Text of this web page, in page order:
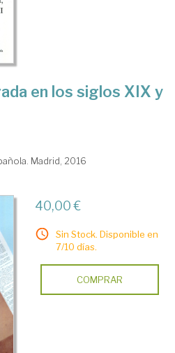
en los siglos XIX y
Madrid, 2016
40,00 €
Sin Stock. Disponible en
7/10 días.
COMPRAR